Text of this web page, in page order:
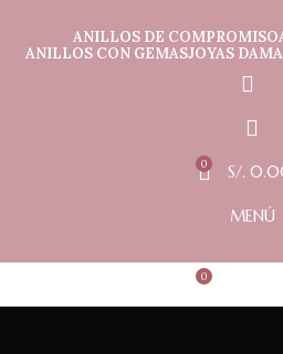
ANILLOS DE COMPROMISO
ANILLOS CON GEMASJOYAS
0 S/.
MENÚ
0